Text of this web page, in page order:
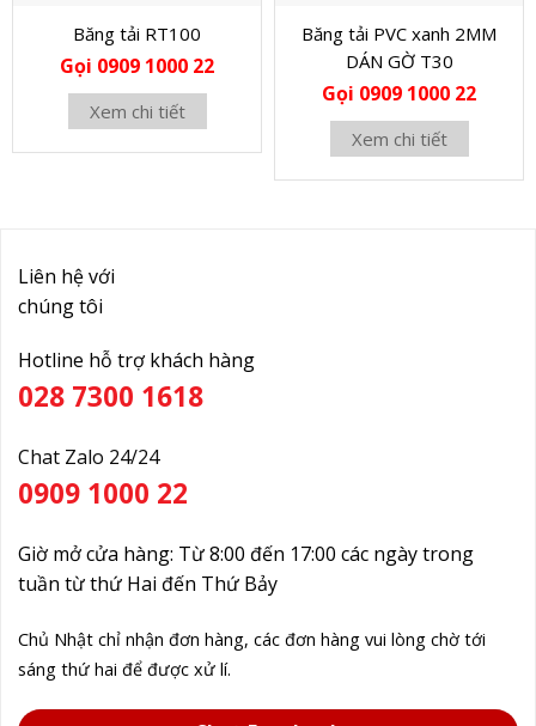
Băng tải RT100
Gọi 0909 1000 22
Xem chi tiết
Băng tải PVC xanh 2MM
DÁN GỜ T30
Gọi 0909 1000 22
Xem chi tiết
Liên hệ với
chúng tôi
Hotline hỗ trợ khách hàng
028 7300 1618
Chat Zalo 24/24
0909 1000 22
Giờ mở cửa hàng: Từ 8:00 đến 17:00 các ngày trong
tuần từ thứ Hai đến Thứ Bảy
Chủ Nhật chỉ nhận đơn hàng, các đơn hàng vui lòng chờ tới
sáng thứ hai để được xử lí.